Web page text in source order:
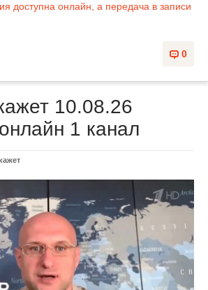
доступна онлайн, а передача в записи
0
10.08.26
1 канал